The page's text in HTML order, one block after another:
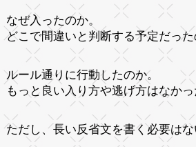
なぜ入ったのか。
どこで間違いと判断する予定だっ
ルール通りに行動したのか。
もっと良い入り方や逃げ方はなかっ
ただし、長い反省文を書く必要はな